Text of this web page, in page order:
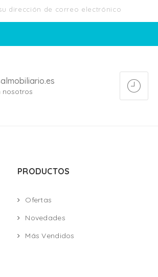
nosotros
PRODUCTOS
Ofertas
Novedades
Más Vendidos